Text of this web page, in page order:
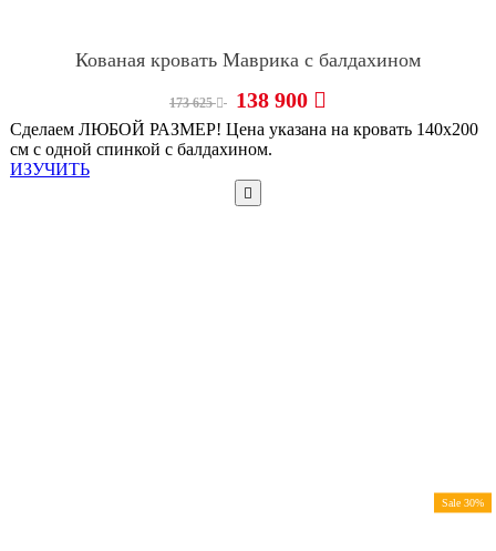
Кованая кровать Маврика с балдахином
173 625 138 900
Сделаем ЛЮБОЙ РАЗМЕР! Цена указана на кровать 140х200
см с одной спинкой с балдахином.
ИЗУЧИТЬ
Sale 30%